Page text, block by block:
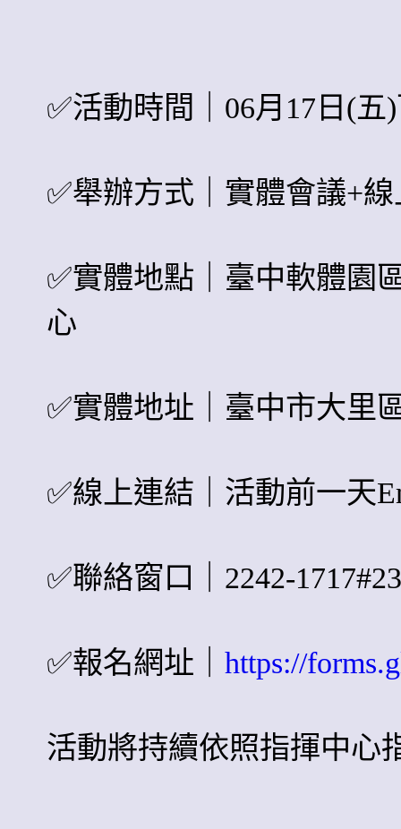
✅活動時間｜06月17日(五
✅舉辦方式｜實體會議+
✅實體地點｜臺中軟體園
心
✅實體地址｜臺中市大里
✅線上連結｜活動前一天
✅聯絡窗口｜2242-
✅報名網址｜ https://
活動將持續依照指揮中心